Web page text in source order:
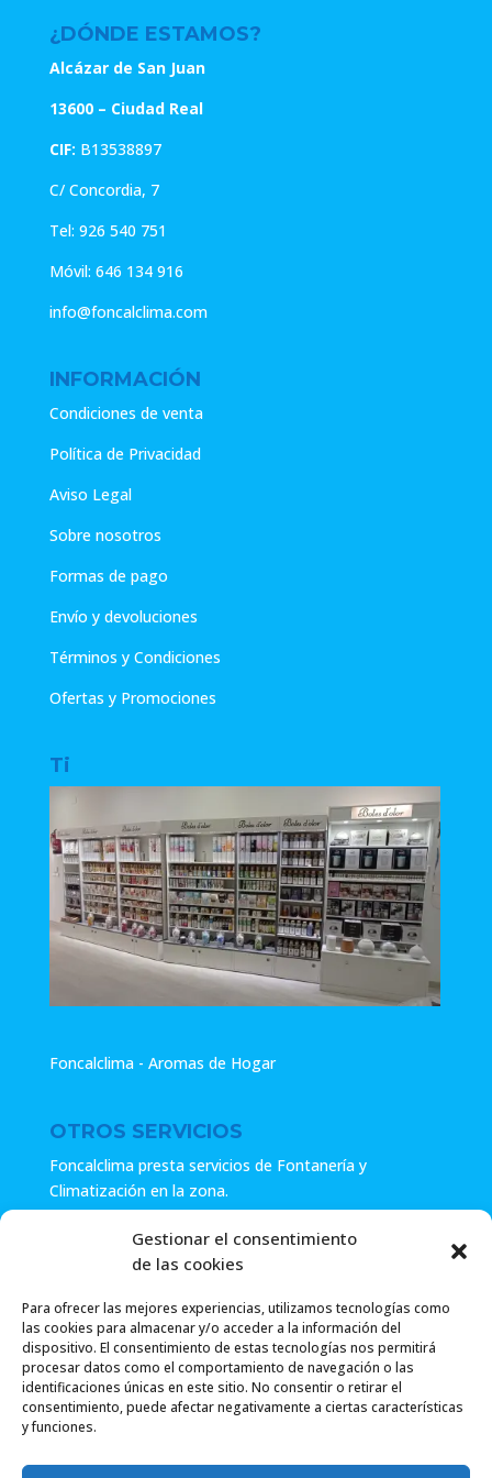
Gestionar el consentimiento
de las cookies
Para ofrecer las mejores experiencias, utilizamos tecnologías como
las cookies para almacenar y/o acceder a la información del
dispositivo. El consentimiento de estas tecnologías nos permitirá
procesar datos como el comportamiento de navegación o las
identificaciones únicas en este sitio. No consentir o retirar el
consentimiento, puede afectar negativamente a ciertas características
y funciones.
¿DÓNDE ESTAMOS?
Alcázar de San Juan
13600 – Ciudad Real
CIF: B13538897
C/ Concordia, 7
Tel: 926 540 751
Móvil: 646 134 916
info@foncalclima.com
INFORMACIÓN
Condiciones de venta
Política de Privacidad
Aviso Legal
Sobre nosotros
Formas de pago
Envío y devoluciones
Términos y Condiciones
Ofertas y Promociones
Ti
Foncalclima - Aromas de Hogar
OTROS SERVICIOS
Foncalclima presta servicios de Fontanería y
Climatización en la zona.
Especialistas en sistemas de Osmosis.
Pide presupuesto sin compromiso o llámanos y haz tu
Foncalclima 2018 |Política de Privacidad|Envío